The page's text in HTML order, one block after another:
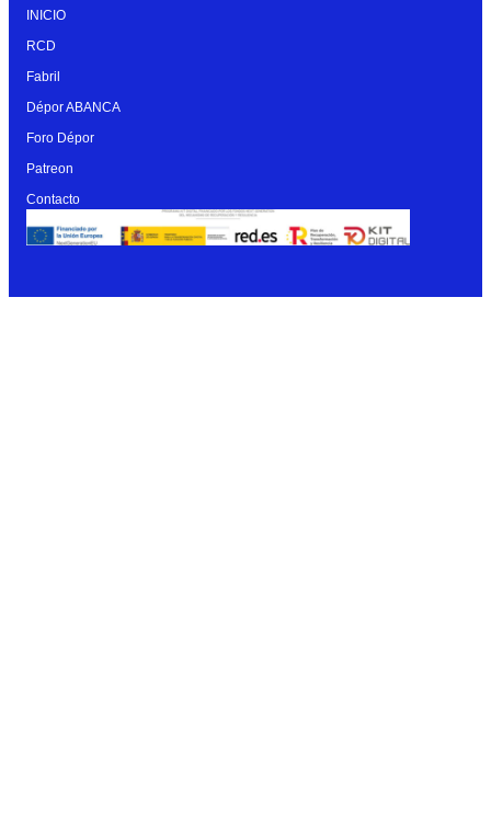
INICIO
RCD
Fabril
Dépor ABANCA
Foro Dépor
Patreon
Contacto